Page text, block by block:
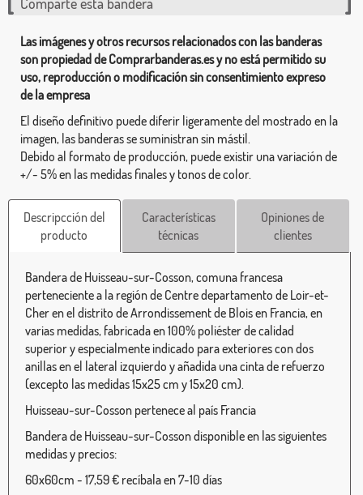
Las imágenes y otros recursos relacionados con las banderas
son propiedad de Comprarbanderas.es y no está permitido su
uso, reproducción o modificación sin consentimiento expreso
de la empresa
El diseño definitivo puede diferir ligeramente del mostrado en la
imagen, las banderas se suministran sin mástil.
Debido al formato de producción, puede existir una variación de
+/- 5% en las medidas finales y tonos de color.
Descripcción del
producto
Características
técnicas
Opiniones de
clientes
Bandera de Huisseau-sur-Cosson, comuna francesa
perteneciente a la región de Centre departamento de Loir-et-
Cher en el distrito de Arrondissement de Blois en Francia, en
varias medidas, fabricada en 100% poliéster de calidad
superior y especialmente indicado para exteriores con dos
anillas en el lateral izquierdo y añadida una cinta de refuerzo
(excepto las medidas 15x25 cm y 15x20 cm).
Huisseau-sur-Cosson pertenece al país Francia
Bandera de Huisseau-sur-Cosson disponible en las siguientes
medidas y precios:
60x60cm - 17,59 € recíbala en 7-10 días